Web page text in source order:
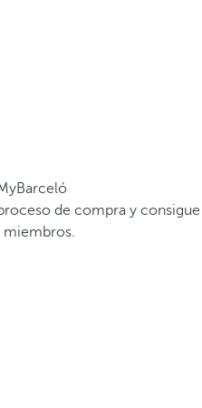
de compra y consigue
miembros.